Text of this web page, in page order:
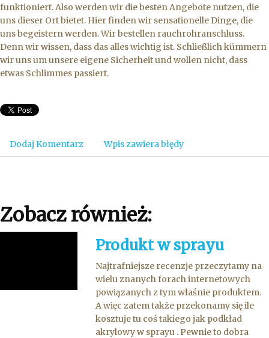
funktioniert. Also werden wir die besten Angebote nutzen, die
uns dieser Ort bietet. Hier finden wir sensationelle Dinge, die
uns begeistern werden. Wir bestellen rauchrohranschluss.
Denn wir wissen, dass das alles wichtig ist. Schließlich kümmern
wir uns um unsere eigene Sicherheit und wollen nicht, dass
etwas Schlimmes passiert.
Dodaj Komentarz Wpis zawiera błędy
Zobacz również:
Produkt w sprayu
Najtrafniejsze recenzje przeczytamy na
wielu znanych forach internetowych
powiązanych z tym właśnie produktem.
A więc zatem także przekonamy się ile
kosztuje tu coś takiego jak podkład
akrylowy w sprayu . Pewnie to dobra